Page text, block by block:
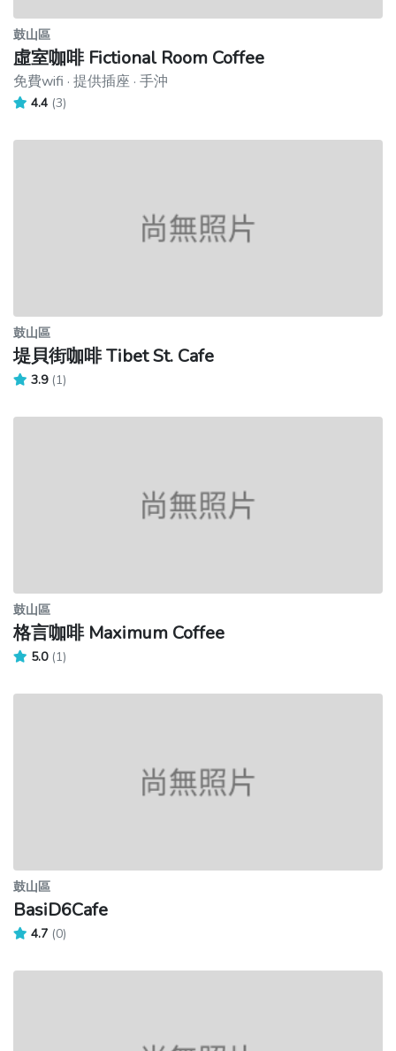
鼓山區
虛室咖啡 Fictional Room Coffee
免費wifi · 提供插座 · 手沖
4.4 (3)
鼓山區
堤貝街咖啡 Tibet St. Cafe
3.9 (1)
鼓山區
格言咖啡 Maximum Coffee
5.0 (1)
鼓山區
BasiD6Cafe
4.7 (0)